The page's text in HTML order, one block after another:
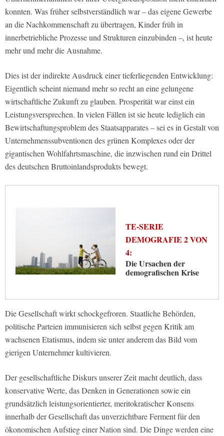
konnten. Was früher selbstverständlich war – das eigene Gewerbe
an die Nachkommenschaft zu übertragen, Kinder früh in
innerbetriebliche Prozesse und Strukturen einzubinden –, ist heute
mehr und mehr die Ausnahme.
Dies ist der indirekte Ausdruck einer tieferliegenden Entwicklung:
Eigentlich scheint niemand mehr so recht an eine gelungene
wirtschaftliche Zukunft zu glauben. Prosperität war einst ein
Leistungsversprechen. In vielen Fällen ist sie heute lediglich ein
Bewirtschaftungsproblem des Staatsapparates – sei es in Gestalt von
Unternehmenssubventionen des grünen Komplexes oder der
gigantischen Wohlfahrtsmaschine, die inzwischen rund ein Drittel
des deutschen Bruttoinlandsprodukts bewegt.
TE-SERIE
DEMOGRAFIE 2 VON
4:
Die Ursachen der
demografischen Krise
Die Gesellschaft wirkt schockgefroren. Staatliche Behörden,
politische Parteien immunisieren sich selbst gegen Kritik am
wachsenen Etatismus, indem sie unter anderem das Bild vom
gierigen Unternehmer kultivieren.
Der gesellschaftliche Diskurs unserer Zeit macht deutlich, dass
konservative Werte, das Denken in Generationen sowie ein
grundsätzlich leistungsorientierter, meritokratischer Konsens
innerhalb der Gesellschaft das unverzichtbare Ferment für den
ökonomischen Aufstieg einer Nation sind. Die Dinge werden eine